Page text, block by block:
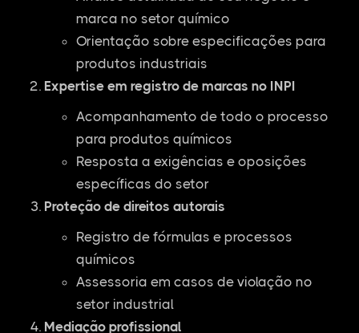
marca no setor químico
Orientação sobre especificações para
produtos industriais
Expertise em registro de marcas no INPI
Acompanhamento de todo o processo
para produtos químicos
Resposta a exigências e oposições
específicas do setor
Proteção de direitos autorais
Registro de fórmulas e processos
químicos
Assessoria em casos de violação no
setor industrial
Mediação profissional